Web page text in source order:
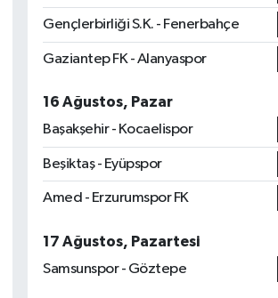
Gençlerbirliği S.K. - Fenerbahçe
Gaziantep FK - Alanyaspor
16 Ağustos, Pazar
Başakşehir - Kocaelispor
Beşiktaş - Eyüpspor
Amed - Erzurumspor FK
17 Ağustos, Pazartesi
Samsunspor - Göztepe